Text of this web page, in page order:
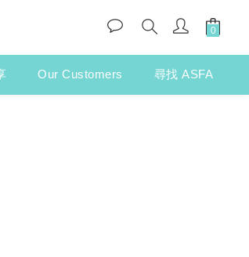
Our Customers 尋找 ASFA